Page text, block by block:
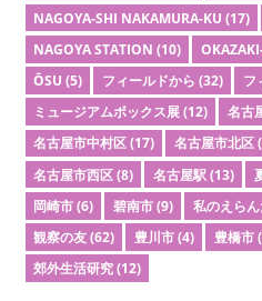
NAGOYA-SHI NAKAMURA-KU (17)
NAGOYA STATION (10)
ŌSU (5) フィールドから (32) フ
ミュージアムボックス展(12) 名古
名古屋市中村区(17) 名古屋市北区
名古屋市西区(8) 名古屋駅(13)
岡崎市(6) 碧南市(9) 私のえら
観察の友(62) 豊川市(4) 豊橋市
郊外生活研究(12)